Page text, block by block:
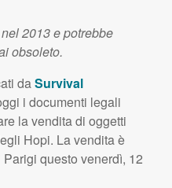
2013 e potrebbe
obsoleto.
daSurvival
i documenti legali
la vendita di oggetti
Hopi. La vendita è
questo venerdì, 12